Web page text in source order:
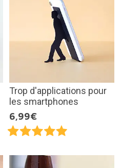
Trop d'applications pour
les smartphones
6,99€